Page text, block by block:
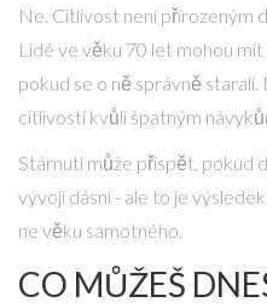
Ne. Citlivost není přirozeným
Lidé ve věku 70 let mohou
pokud se o ně správně
citlivostí kvůli špatným
Stárnutí může přispět, pokud
vývoji dásní - ale to je
ne věku samotného.
CO MŮŽEŠ